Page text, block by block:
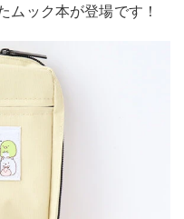
ムック本が登場です！